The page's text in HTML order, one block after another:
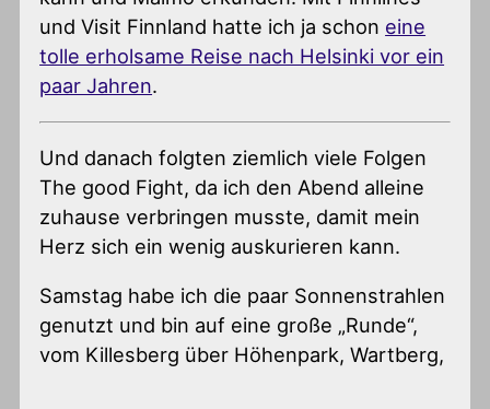
und Visit Finnland hatte ich ja schon eine
tolle erholsame Reise nach Helsinki vor ein
paar Jahren.
Und danach folgten ziemlich viele Folgen
The good Fight, da ich den Abend alleine
zuhause verbringen musste, damit mein
Herz sich ein wenig auskurieren kann.
Samstag habe ich die paar Sonnenstrahlen
genutzt und bin auf eine große „Runde“,
vom Killesberg über Höhenpark, Wartberg,